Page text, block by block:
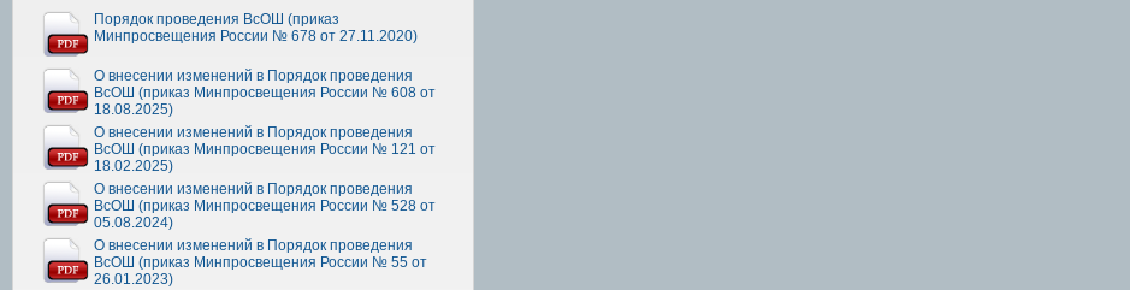
Порядок проведения ВсОШ (приказ
Минпросвещения России № 678 от 27.11.2020)
О внесении изменений в Порядок проведения
ВсОШ (приказ Минпросвещения России № 608 от
18.08.2025)
О внесении изменений в Порядок проведения
ВсОШ (приказ Минпросвещения России № 121 от
18.02.2025)
О внесении изменений в Порядок проведения
ВсОШ (приказ Минпросвещения России № 528 от
05.08.2024)
О внесении изменений в Порядок проведения
ВсОШ (приказ Минпросвещения России № 55 от
26.01.2023)